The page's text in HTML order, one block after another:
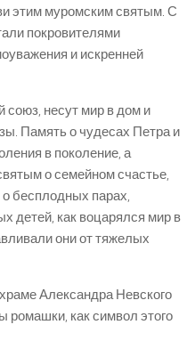
этим муромским святым. С
покровителями
и искренней
союз, несут мир в дом и
Память о чудесах Петра и
в поколение, а
о семейном счастье,
о бесплодных парах,
детей, как воцарялся мир в
они от тяжелых
Александра Невского
как символ этого